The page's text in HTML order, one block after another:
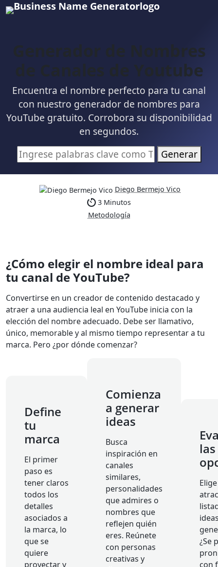
Generador de Nombres
de Canales de Youtube
Encuentra el nombre perfecto para tu canal
con nuestro generador de nombres para
YouTube gratuito. Corrobora su disponibilidad
en segundos.
Generar
Diego Bermejo Vico
3 Minutos
Metodología
¿Cómo elegir el nombre ideal para
tu canal de YouTube?
Convertirse en un creador de contenido destacado y
atraer a una audiencia leal en YouTube inicia con la
elección del nombre adecuado. Debe ser llamativo,
único, memorable y al mismo tiempo representar a tu
marca. Pero ¿por dónde comenzar?
Define
tu
marca
El primer
paso es
tener claros
todos los
detalles
asociados a
la marca, lo
que se
quiere
proyectar y
Comienza
a generar
ideas
Busca
inspiración en
canales
similares,
personalidades
que admires o
nombres que
reflejen quién
eres. Reúnete
con personas
creativas y
las
¿Se
con